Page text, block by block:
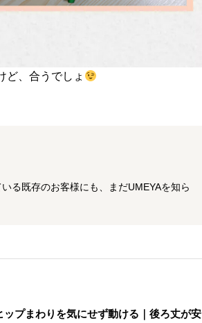
ど、合うでしょ
る既存のお客様にも、まだUMEYAを知ら
ップまわりを気にせず動ける｜後ろ丈が安